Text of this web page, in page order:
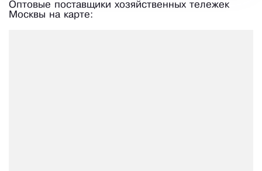
Оптовые поставщики хозяйственных тележек
Москвы на карте: